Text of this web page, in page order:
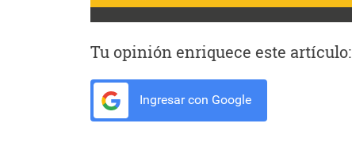
Tu opinión enriquece este artículo:
Ingresar con Google